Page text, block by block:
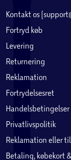
Kontakt os
Fortryd køb
Levering
Returnering
Reklamation
Fortrydelsesret
Handelsbetingelser
Privatlivspolitik
Reklamation eller
Betaling, købekort